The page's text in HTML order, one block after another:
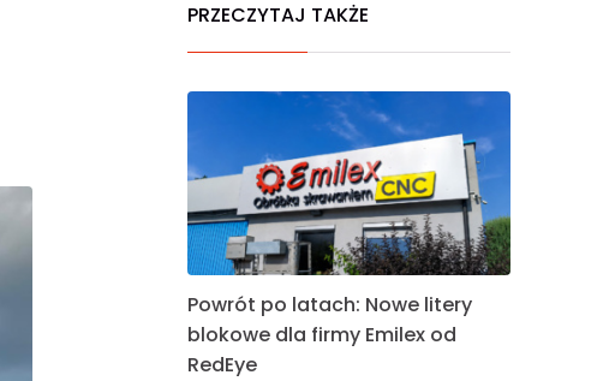
PRZECZYTAJ TAKŻE
Powrót po latach: Nowe litery
blokowe dla firmy Emilex od
RedEye